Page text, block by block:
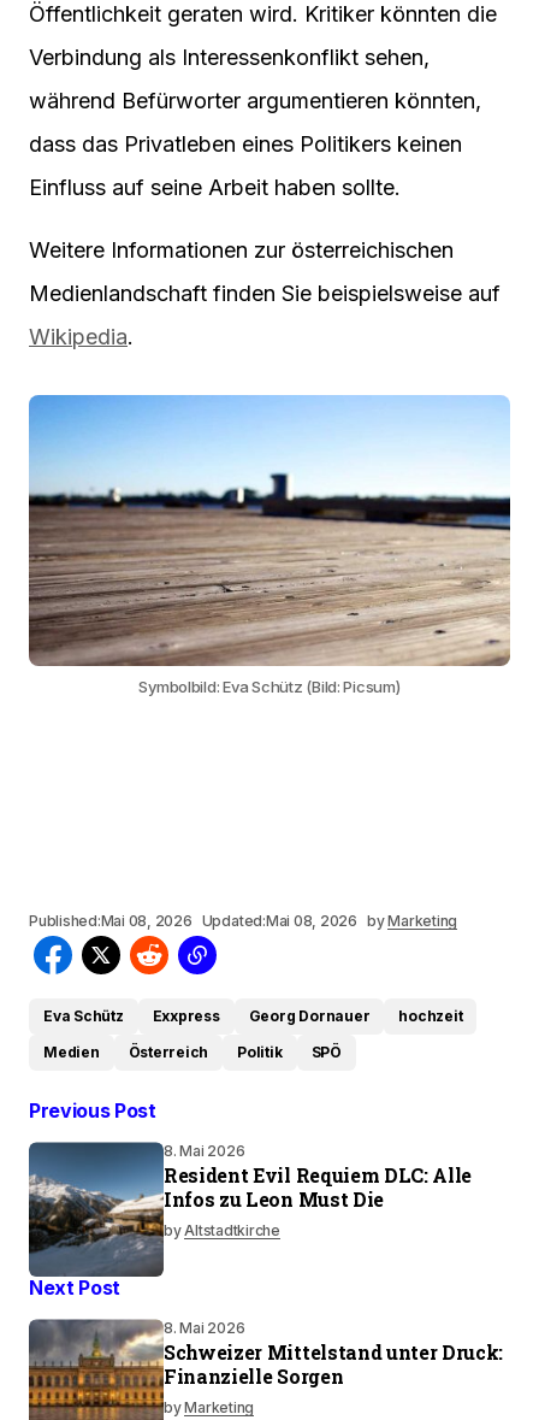
Öffentlichkeit geraten wird. Kritiker könnten die
Verbindung als Interessenkonflikt sehen,
während Befürworter argumentieren könnten,
dass das Privatleben eines Politikers keinen
Einfluss auf seine Arbeit haben sollte.
Weitere Informationen zur österreichischen
Medienlandschaft finden Sie beispielsweise auf
Wikipedia.
Symbolbild: Eva Schütz (Bild: Picsum)
Published:Mai 08, 2026 Updated:Mai 08, 2026 byMarketing
Eva Schütz Exxpress Georg Dornauer
hochzeit
Medien
Österreich Politik SPÖ
Previous Post
8. Mai 2026
Resident Evil Requiem DLC: Alle
Infos zu Leon Must Die
byAltstadtkirche
Next Post
8. Mai 2026
Schweizer Mittelstand unter Druck:
Finanzielle Sorgen
byMarketing